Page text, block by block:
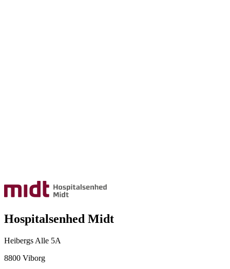
Hospitalsenhed Midt
Heibergs Alle 5A
8800 Viborg